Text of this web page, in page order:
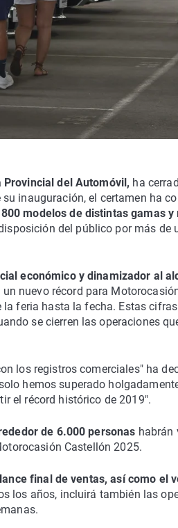
del Automóvil, ha
su inauguración, el certamen ha
modelos de distintas gamas y
del público por más de
económico y dinamizador al
un nuevo récord para
la feria hasta la fecha. Estas
se cierren las operaciones
los registros comerciales" ha
hemos superado
el récord histórico de 2019".
de 6.000 personas habrán
Castellón 2025.
final de ventas, así como el
los años, incluirá también las